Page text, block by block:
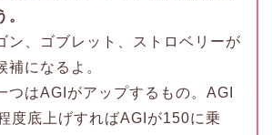
。
ン、ゴブレット、ストロベリーが
補になるよ。
つはAGIがアップするもの。AGI
度底上げすればAGIが150に乗